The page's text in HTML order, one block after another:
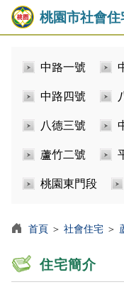
桃園市社會
中路一號
中路四號
八德三號
蘆竹二號
桃園東門段
首頁 ＞ 社會住宅 ＞
住宅簡介